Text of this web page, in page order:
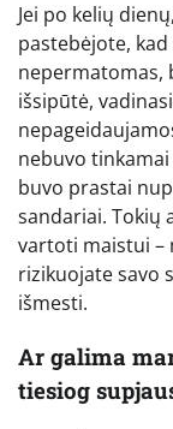
Jei po kelių
pastebėjote,
nepermatomas,
išsipūtė,
nebuvo
buvo prastai
sandariai. Tokių
vartoti maistui –
rizikuojate savo
išmesti.
Ar galima
tiesiog